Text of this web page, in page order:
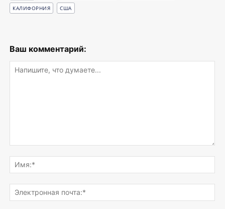
КАЛИФОРНИЯ
США
Ваш комментарий:
что
думаете...